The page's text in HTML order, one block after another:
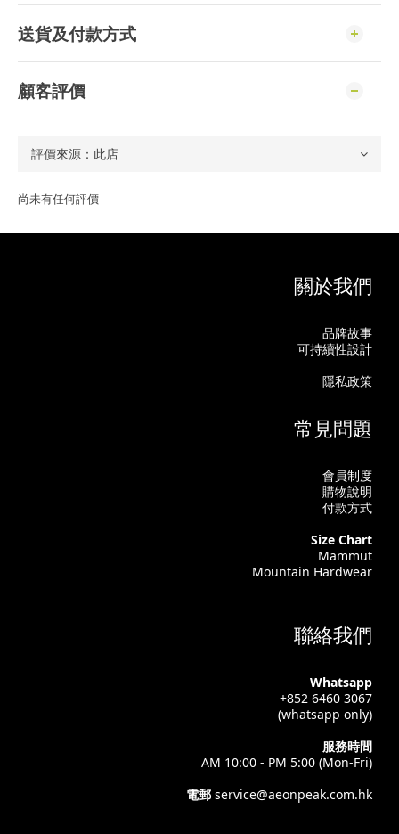
送貨及付款方式
顧客評價
尚未有任何評價
關於我們
品牌故事
可持續性設計
隱私政策
常見問題
會員制度
購物說明
付款方式
Size Chart
Mammut
Mountain Hardwear
聯絡我們
Whatsapp
+852 6460 3067
(whatsapp only)
服務時間
AM 10:00 - PM 5:00 (Mon-Fri)
電郵 service@aeonpeak.com.hk